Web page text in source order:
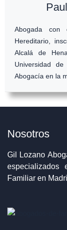
Abogada con
Hereditario,
Alcalá de
Universidad
Abogacía en la
Nosotros
Gil Lozano
Familiar en